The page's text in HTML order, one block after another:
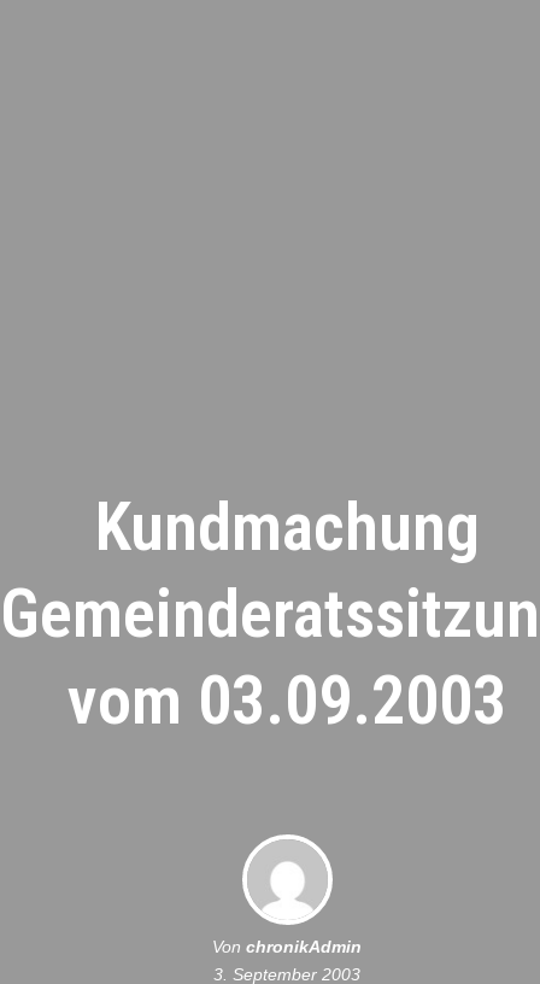
Kundmachung
vom 03.09.2003
Von chronikAdmin
3. September 2003